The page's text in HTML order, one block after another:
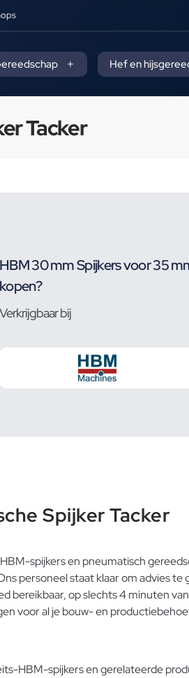
Hef en
Tacker
HBM 30 mm Spijkers voor 35
kopen?
Verkrijgbaar bij
Spijker Tacker
spijkers en pneumatisch
personeel staat klaar om advies
bereikbaar, op slechts 4 minuten
voor al je bouw- en
HBM-spijkers en gerelateerde